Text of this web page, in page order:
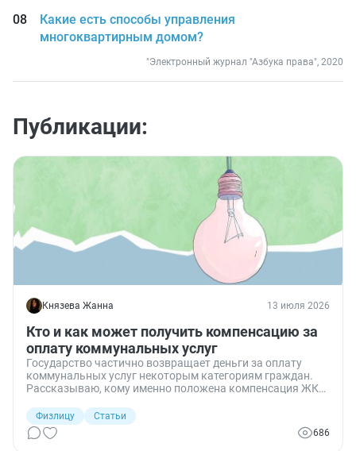
Какие есть способы управления
многоквартирным домом?
"Электронный журнал "Азбука права", 2020
Публикации:
Князева Жанна 13 июля 2026
Кто и как может получить компенсацию за
оплату коммунальных услуг
Государство частично возвращает деньги за оплату
коммунальных услуг некоторым категориям граждан.
Рассказываю, кому именно положена компенсация ЖКУ,
федеральные и региональные льготы.
Физлицу
Статьи
686